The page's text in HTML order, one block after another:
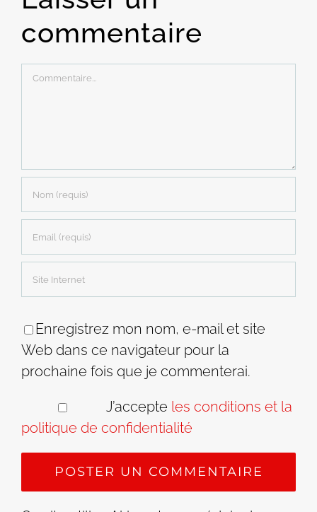
commentaire
Commentaire
Enregistrez mon nom, e-mail et site
Web dans ce navigateur pour la
prochaine fois que je commenterai.
J’accepte les conditions et la
politique de confidentialité